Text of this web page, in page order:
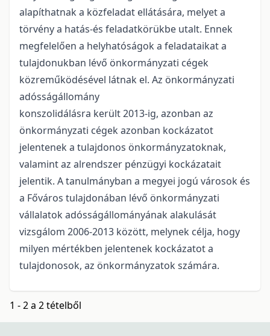
alapíthatnak a közfeladat ellátására, melyet a
törvény a hatás-és feladatkörükbe utalt. Ennek
megfelelően a helyhatóságok a feladataikat a
tulajdonukban lévő önkormányzati cégek
közreműködésével látnak el. Az önkormányzati
adósságállomány
konszolidálásra került 2013-ig, azonban az
önkormányzati cégek azonban kockázatot
jelentenek a tulajdonos önkormányzatoknak,
valamint az alrendszer pénzügyi kockázatait
jelentik. A tanulmányban a megyei jogú városok és
a Főváros tulajdonában lévő önkormányzati
vállalatok adósságállományának alakulását
vizsgálom 2006-2013 között, melynek célja, hogy
milyen mértékben jelentenek kockázatot a
tulajdonosok, az önkormányzatok számára.
1 - 2 a 2 tételből